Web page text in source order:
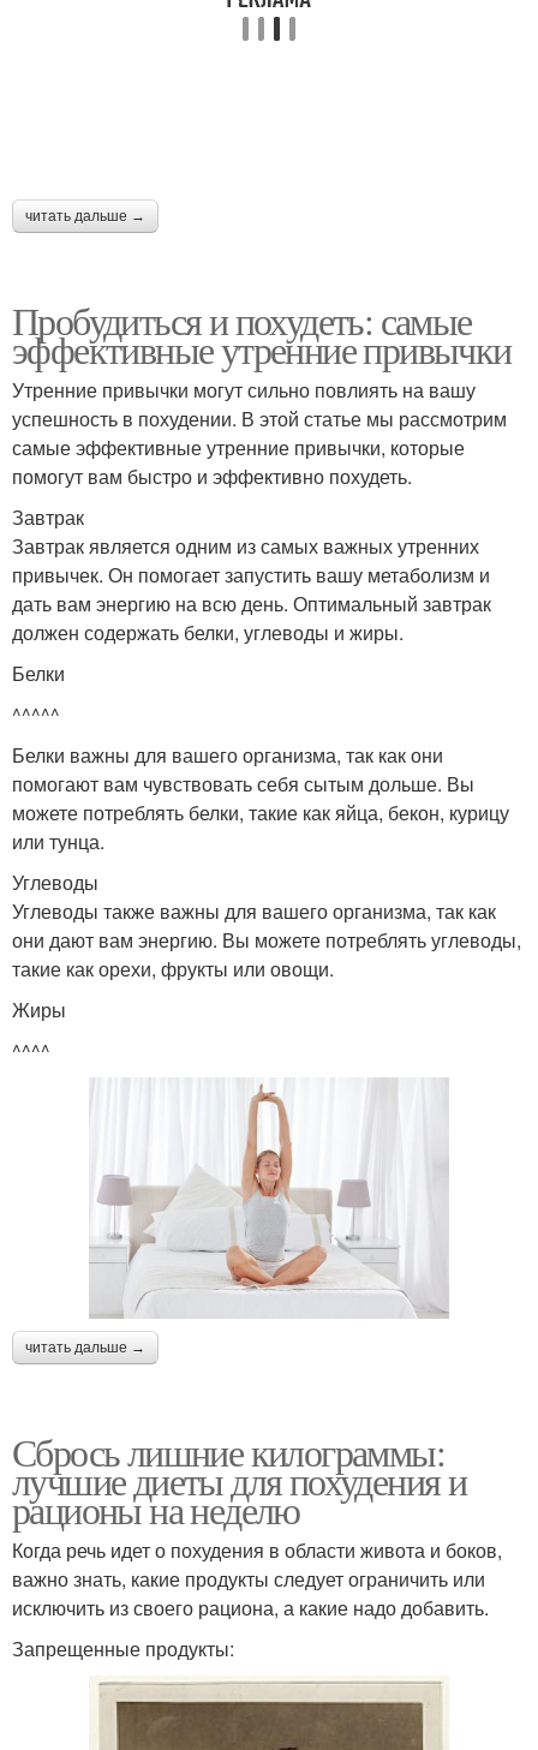
читать дальше →
Пробудиться и похудеть: самые
эффективные утренние привычки
Утренние привычки могут сильно повлиять на вашу
успешность в похудении. В этой статье мы рассмотрим
самые эффективные утренние привычки, которые
помогут вам быстро и эффективно похудеть.
Завтрак
Завтрак является одним из самых важных утренних
привычек. Он помогает запустить вашу метаболизм и
дать вам энергию на всю день. Оптимальный завтрак
должен содержать белки, углеводы и жиры.
Белки
^^^^^
Белки важны для вашего организма, так как они
помогают вам чувствовать себя сытым дольше. Вы
можете потреблять белки, такие как яйца, бекон, курицу
или тунца.
Углеводы
Углеводы также важны для вашего организма, так как
они дают вам энергию. Вы можете потреблять углеводы,
такие как орехи, фрукты или овощи.
Жиры
^^^^
читать дальше →
Сбрось лишние килограммы:
лучшие диеты для похудения и
рационы на неделю
Когда речь идет о похудения в области живота и боков,
важно знать, какие продукты следует ограничить или
исключить из своего рациона, а какие надо добавить.
Запрещенные продукты: